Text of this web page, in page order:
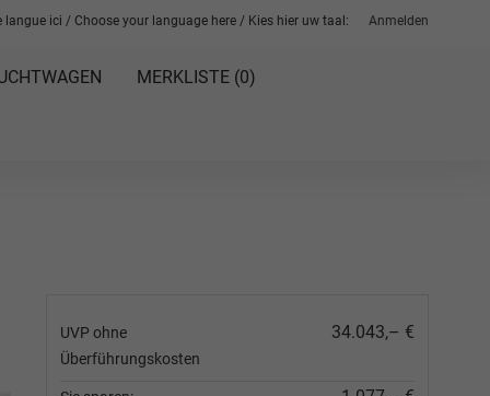
Anmelden
langue ici / Choose your language here / Kies hier uw taal:
MERKLISTE (0)
UVP ohne
Überführungskosten
34.043,– €